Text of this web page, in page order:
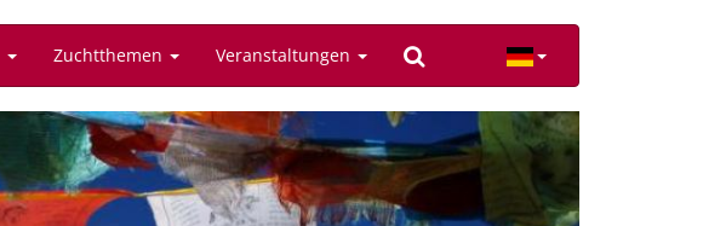
Zuchtthemen Veranstaltungen
Next